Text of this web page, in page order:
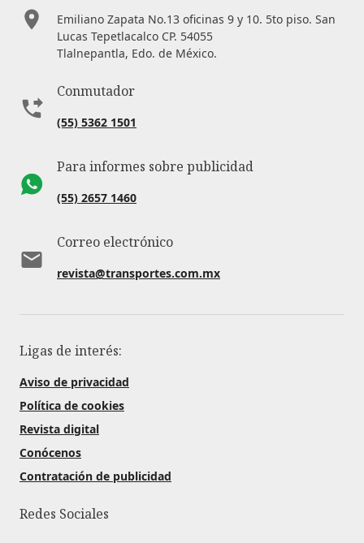
Emiliano Zapata No.13 oficinas 9 y 10. 5to piso. San
Lucas Tepetlacalco CP. 54055
Tlalnepantla, Edo. de México.
Conmutador
(55) 5362 1501
Para informes sobre publicidad
(55) 2657 1460
Correo electrónico
revista@transportes.com.mx
Ligas de interés:
Aviso de privacidad
Política de cookies
Revista digital
Conócenos
Contratación de publicidad
Redes Sociales